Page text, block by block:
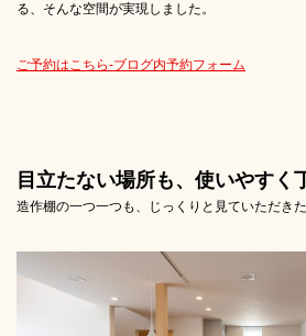
る、そんな空間が実現しました。
ご予約はこちら-ブログ内予約フォーム
目立たない場所も、使いやすく
造作棚の一つ一つも、じっくりと見ていただきた